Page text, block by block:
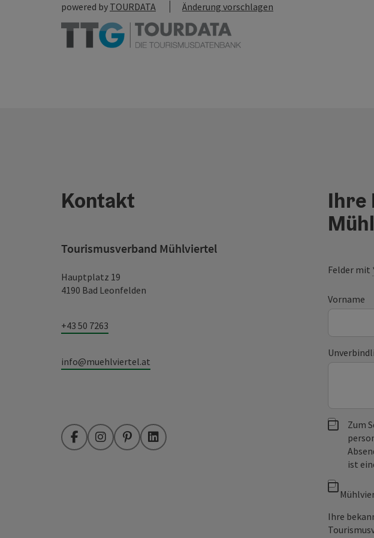
powered by TOURDATA Änderung vorschlagen
Kontakt
Tourismusverband Mühlviertel
Hauptplatz 19
4190 Bad Leonfelden
+43 50 7263
info@muehlviertel.at
FacebookInstagramPinterestLinkedIn
Ihre
Felder mit
Vorname
Zum
ist
Ihre